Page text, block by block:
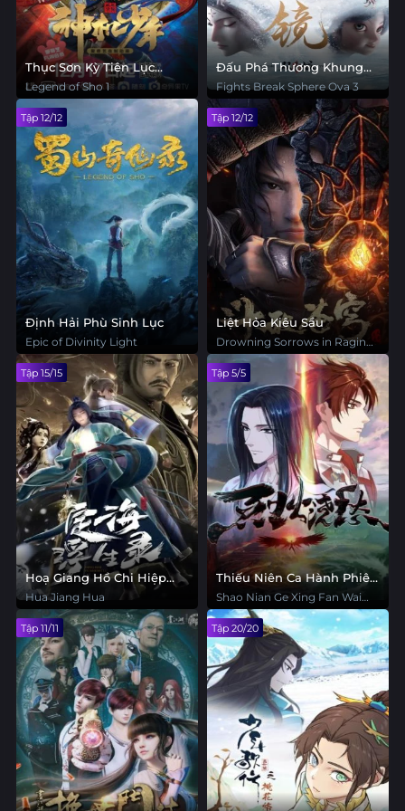
Thục Sơn Kỳ Tiên Lục
Phần 1
Legend of Sho 1
Đấu Phá Thương Khung
OVA: Hẹn Ước 3 Năm
Fights Break Sphere Ova 3
Tập 12/12
Định Hải Phù Sinh Lục
Epic of Divinity Light
Tập 12/12
Liệt Hỏa Kiêu Sầu
Drowning Sorrows in Raging
Tập 15/15
Hoạ Giang Hồ Chi Hiệp
Lam
Hua Jiang Hua
Tập 5/5
Thiếu Niên Ca Hành Phiên
Ngoại Đào Hoa Lạc
Shao Nian Ge Xing Fan Wai
Pian Zhi Tao Hua Luo
Tập 11/11
Tập 20/20